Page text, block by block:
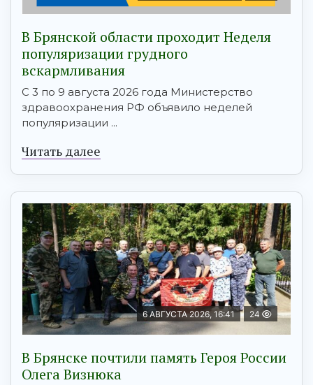
В Брянской области проходит Неделя
популяризации грудного
вскармливания
С 3 по 9 августа 2026 года Министерство
здравоохранения РФ объявило неделей
популяризации ...
Читать далее
6 АВГУСТА 2026, 16:41 24
В Брянске почтили память Героя России
Олега Визнюка